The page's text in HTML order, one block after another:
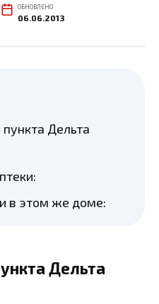
ОБНОВЛЕНО
06.06.2013
Дельта
в этом же доме:
Дельта